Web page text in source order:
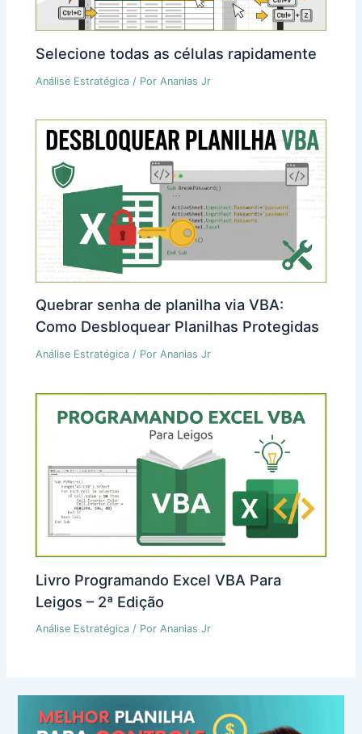
Selecione todas as células rapidamente
Análise Estratégica / PorAnanias Jr
Quebrar senha de planilha via VBA:
Como Desbloquear Planilhas Protegidas
Análise Estratégica / PorAnanias Jr
Livro Programando Excel VBA Para
Leigos – 2ª Edição
Análise Estratégica / PorAnanias Jr